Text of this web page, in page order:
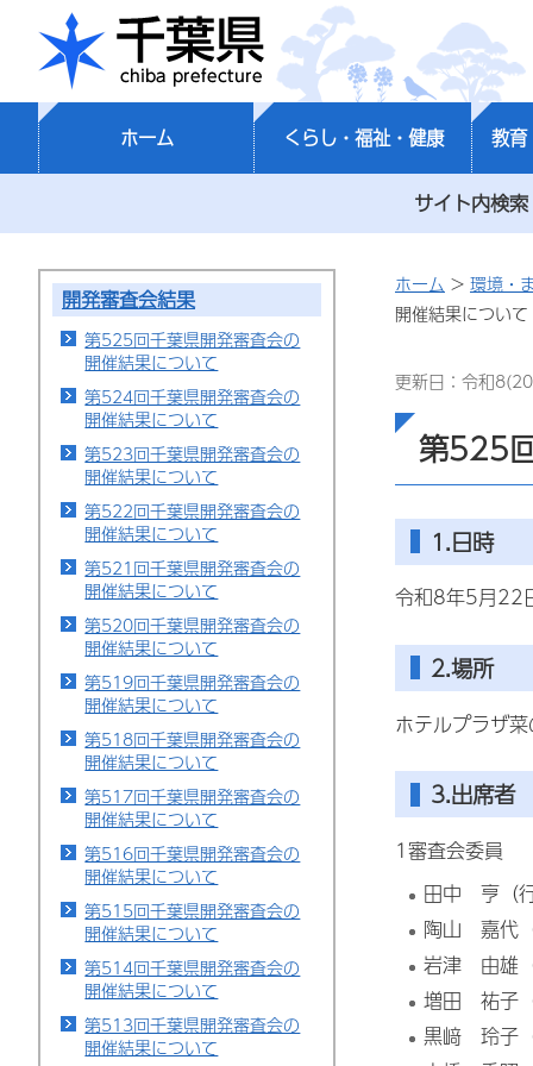
千葉県
ホーム くらし・福祉・健康 教育
サイト内検索
開発審査会結果
第525回千葉県開発審査会の
開催結果について
第524回千葉県開発審査会の
開催結果について
第523回千葉県開発審査会の
開催結果について
第522回千葉県開発審査会の
開催結果について
第521回千葉県開発審査会の
開催結果について
第520回千葉県開発審査会の
開催結果について
第519回千葉県開発審査会の
開催結果について
第518回千葉県開発審査会の
開催結果について
第517回千葉県開発審査会の
開催結果について
第516回千葉県開発審査会の
開催結果について
第515回千葉県開発審査会の
開催結果について
第514回千葉県開発審査会の
開催結果について
第513回千葉県開発審査会の
開催結果について
ホーム > 環境・
開催結果について
更新日：令和
第525
1.日時
令和8年5月22
2.場所
ホテルプラザ
3.出席者
1審査会委員
田中 亨（
陶山
嘉代
岩津 由雄
増田 祐子
黒﨑 玲子